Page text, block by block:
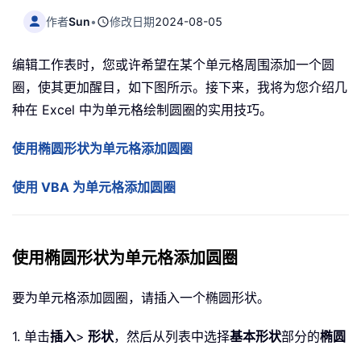
作者Sun• 修改日期2024-08-05
编辑工作表时，您或许希望在某个单元格周围添加一个圆
圈，使其更加醒目，如下图所示。接下来，我将为您介绍几
种在 Excel 中为单元格绘制圆圈的实用技巧。
使用椭圆形状为单元格添加圆圈
使用 VBA 为单元格添加圆圈
使用椭圆形状为单元格添加圆圈
要为单元格添加圆圈，请插入一个椭圆形状。
1. 单击插入> 形状，然后从列表中选择基本形状部分的椭圆